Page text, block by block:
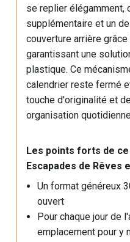
se replier élégamment,
supplémentaire et un
couverture arrière
garantissant une
plastique. Ce
calendrier reste fermé
touche d'originalité et
organisation
Les points forts de
Escapades de Rêves
Un format généreux
ouvert
Pour chaque jour de
emplacement pour y